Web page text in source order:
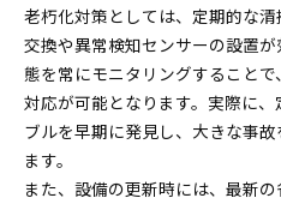
老朽化対策としては、定期的な
交換や異常検知センサーの設置
態を常にモニタリングすること
対応が可能となります。実際に
ブルを早期に発見し、大きな事
ます。
また、設備の更新時には、最新